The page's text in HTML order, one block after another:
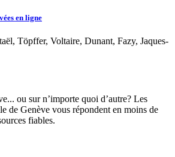
en ligne
Töpffer, Voltaire, Dunant, Fazy, Jaques-
ou sur n’importe quoi d’autre? Les
de Genève vous répondent en moins de
fiables.